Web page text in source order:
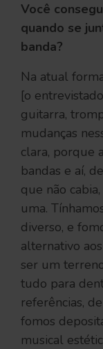
Você
quando se
banda?
Na atual
[o
guitarra,
mudanças
clara, porque
bandas e aí,
que não
uma.
diverso, e
alternativo
ser um
tudo para
referências,
fomos
musical